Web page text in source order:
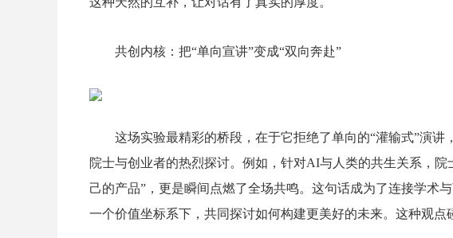
共创内核：把“单向宣讲”变成“双向奔赴”
这场实验最精彩的桥段，在于它拒绝了单向的“灌输式”演讲
院士与创业者的热烈探讨。例如，针对AI与人类的共生关系，院
己的产品”，更是瞬间点燃了全场共鸣。这句话成为了连接学术
一个价值坐标系下，共同探讨如何构建更美好的未来。这种观点